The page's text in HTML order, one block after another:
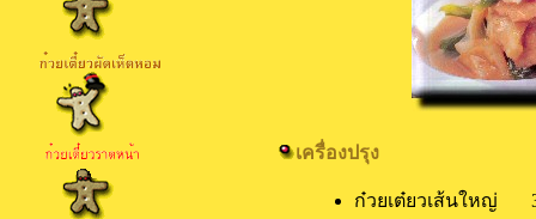
เครื่องปรุง
ก๋วยเต๋ยวเส้นใหญ่